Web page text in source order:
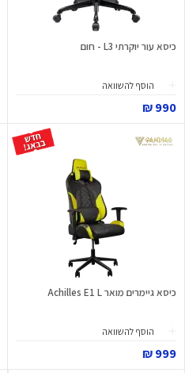
כיסא עור יוקרתי L3 - חום
הוסף להשוואה
990 ₪
כיסא גיימרים מואר Achilles E1 L
הוסף להשוואה
999 ₪